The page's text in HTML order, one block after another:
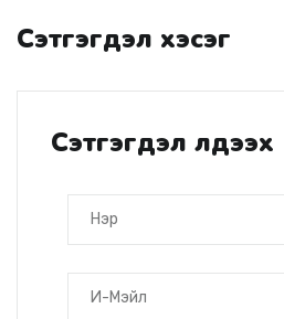
Сэтгэгдэл хэсэг
Сэтгэгдэл үлдээх